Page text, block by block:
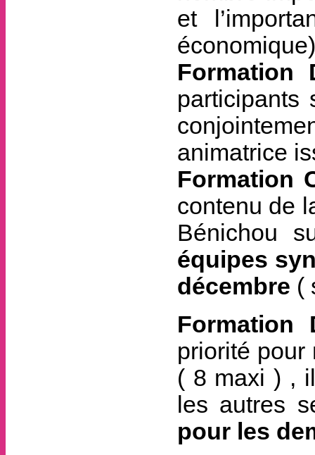
et
Formation
participants
animatrice
Formation
contenu de
Bénichou
équipes
décembre (
Formation
priorité pour
( 8 maxi ) ,
les autres
pour les